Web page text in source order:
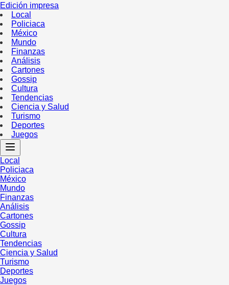
Edición impresa
Local
Policiaca
México
Mundo
Finanzas
Análisis
Cartones
Gossip
Cultura
Tendencias
Ciencia y Salud
Turismo
Deportes
Juegos
Local
Policiaca
México
Mundo
Finanzas
Análisis
Cartones
Gossip
Cultura
Tendencias
Ciencia y Salud
Turismo
Deportes
Juegos